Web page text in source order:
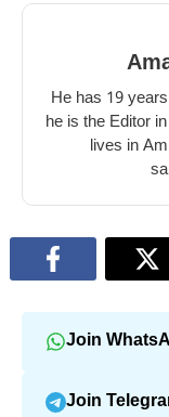
He has 19
he is the Editor
lives in
Join
Join